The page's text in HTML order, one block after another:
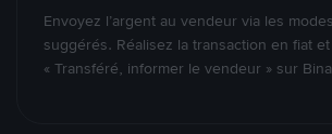
Envoyez l’argent au vendeur via les
suggérés. Réalisez la transaction en fiat
« Transféré, informer le vendeur » sur